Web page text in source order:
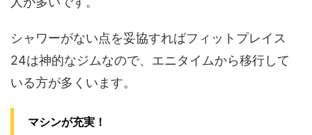
シャワーがない点を妥協すればフィットプレイス
24は神的なジムなので、エニタイムから移行して
いる方が多くいます。
マシンが充実！